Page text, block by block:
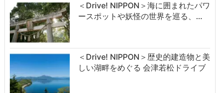
＜Drive! NIPPON＞海に囲まれたパワ
ースポットや妖怪の世界を巡る、…
＜Drive! NIPPON＞歴史的建造物と美
しい湖畔をめぐる 会津若松ドライブ